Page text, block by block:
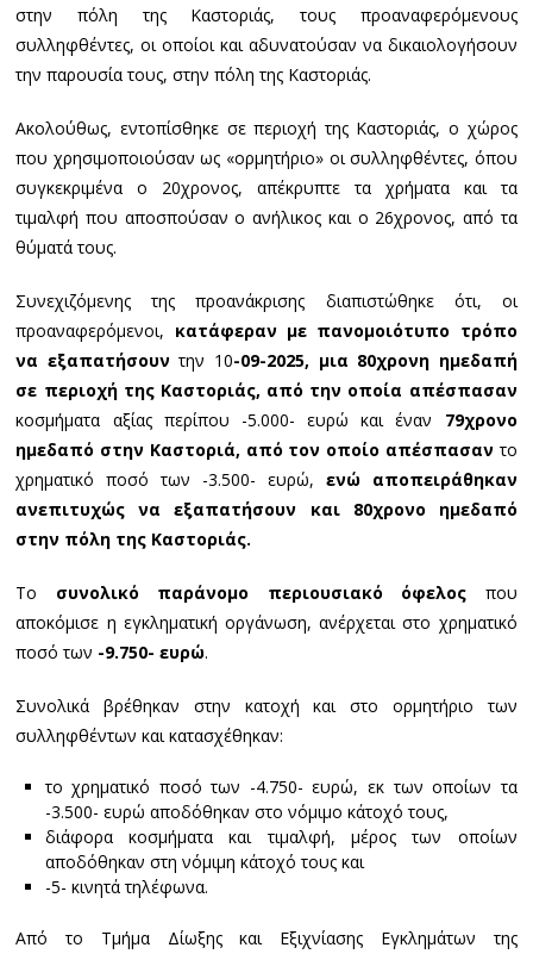
στην πόλη της Καστοριάς, τους προαναφερόμενους
συλληφθέντες, οι οποίοι και αδυνατούσαν να δικαιολογήσουν
την παρουσία τους, στην πόλη της Καστοριάς.
Ακολούθως, εντοπίσθηκε σε περιοχή της Καστοριάς, ο χώρος
που χρησιμοποιούσαν ως «ορμητήριο» οι συλληφθέντες, όπου
συγκεκριμένα ο 20χρονος, απέκρυπτε τα χρήματα και τα
τιμαλφή που αποσπούσαν ο ανήλικος και ο 26χρονος, από τα
θύματά τους.
Συνεχιζόμενης της προανάκρισης διαπιστώθηκε ότι, οι
προαναφερόμενοι, κατάφεραν με πανομοιότυπο τρόπο
να εξαπατήσουντην 10-09-2025, μια 80χρονη ημεδαπή
σε περιοχή της Καστοριάς, από την οποία απέσπασαν
κοσμήματα αξίας περίπου -5.000- ευρώ και έναν 79χρονο
ημεδαπό στην Καστοριά, από τον οποίο απέσπασαντο
χρηματικό ποσό των -3.500- ευρώ, ενώ αποπειράθηκαν
ανεπιτυχώς να εξαπατήσουν και 80χρονο ημεδαπό
στην πόλη της Καστοριάς.
Το συνολικό παράνομο περιουσιακό όφελος που
αποκόμισε η εγκληματική οργάνωση, ανέρχεται στο χρηματικό
ποσό των -9.750- ευρώ.
Συνολικά βρέθηκαν στην κατοχή και στο ορμητήριο των
συλληφθέντων και κατασχέθηκαν:
το χρηματικό ποσό των -4.750- ευρώ, εκ των οποίων τα
-3.500- ευρώ αποδόθηκαν στο νόμιμο κάτοχό τους,
διάφορα κοσμήματα και τιμαλφή, μέρος των οποίων
αποδόθηκαν στη νόμιμη κάτοχό τους και
-5- κινητά τηλέφωνα.
Από το Τμήμα Δίωξης και Εξιχνίασης Εγκλημάτων της